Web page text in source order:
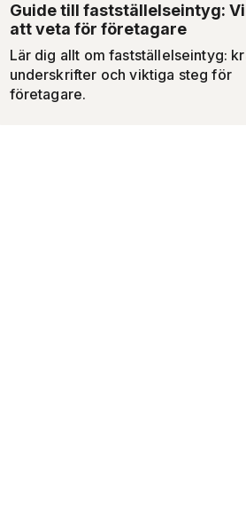
Guide till fastställelseintyg:
att veta för företagare
Lär dig allt om fastställelseintyg:
underskrifter och viktiga steg för
företagare.